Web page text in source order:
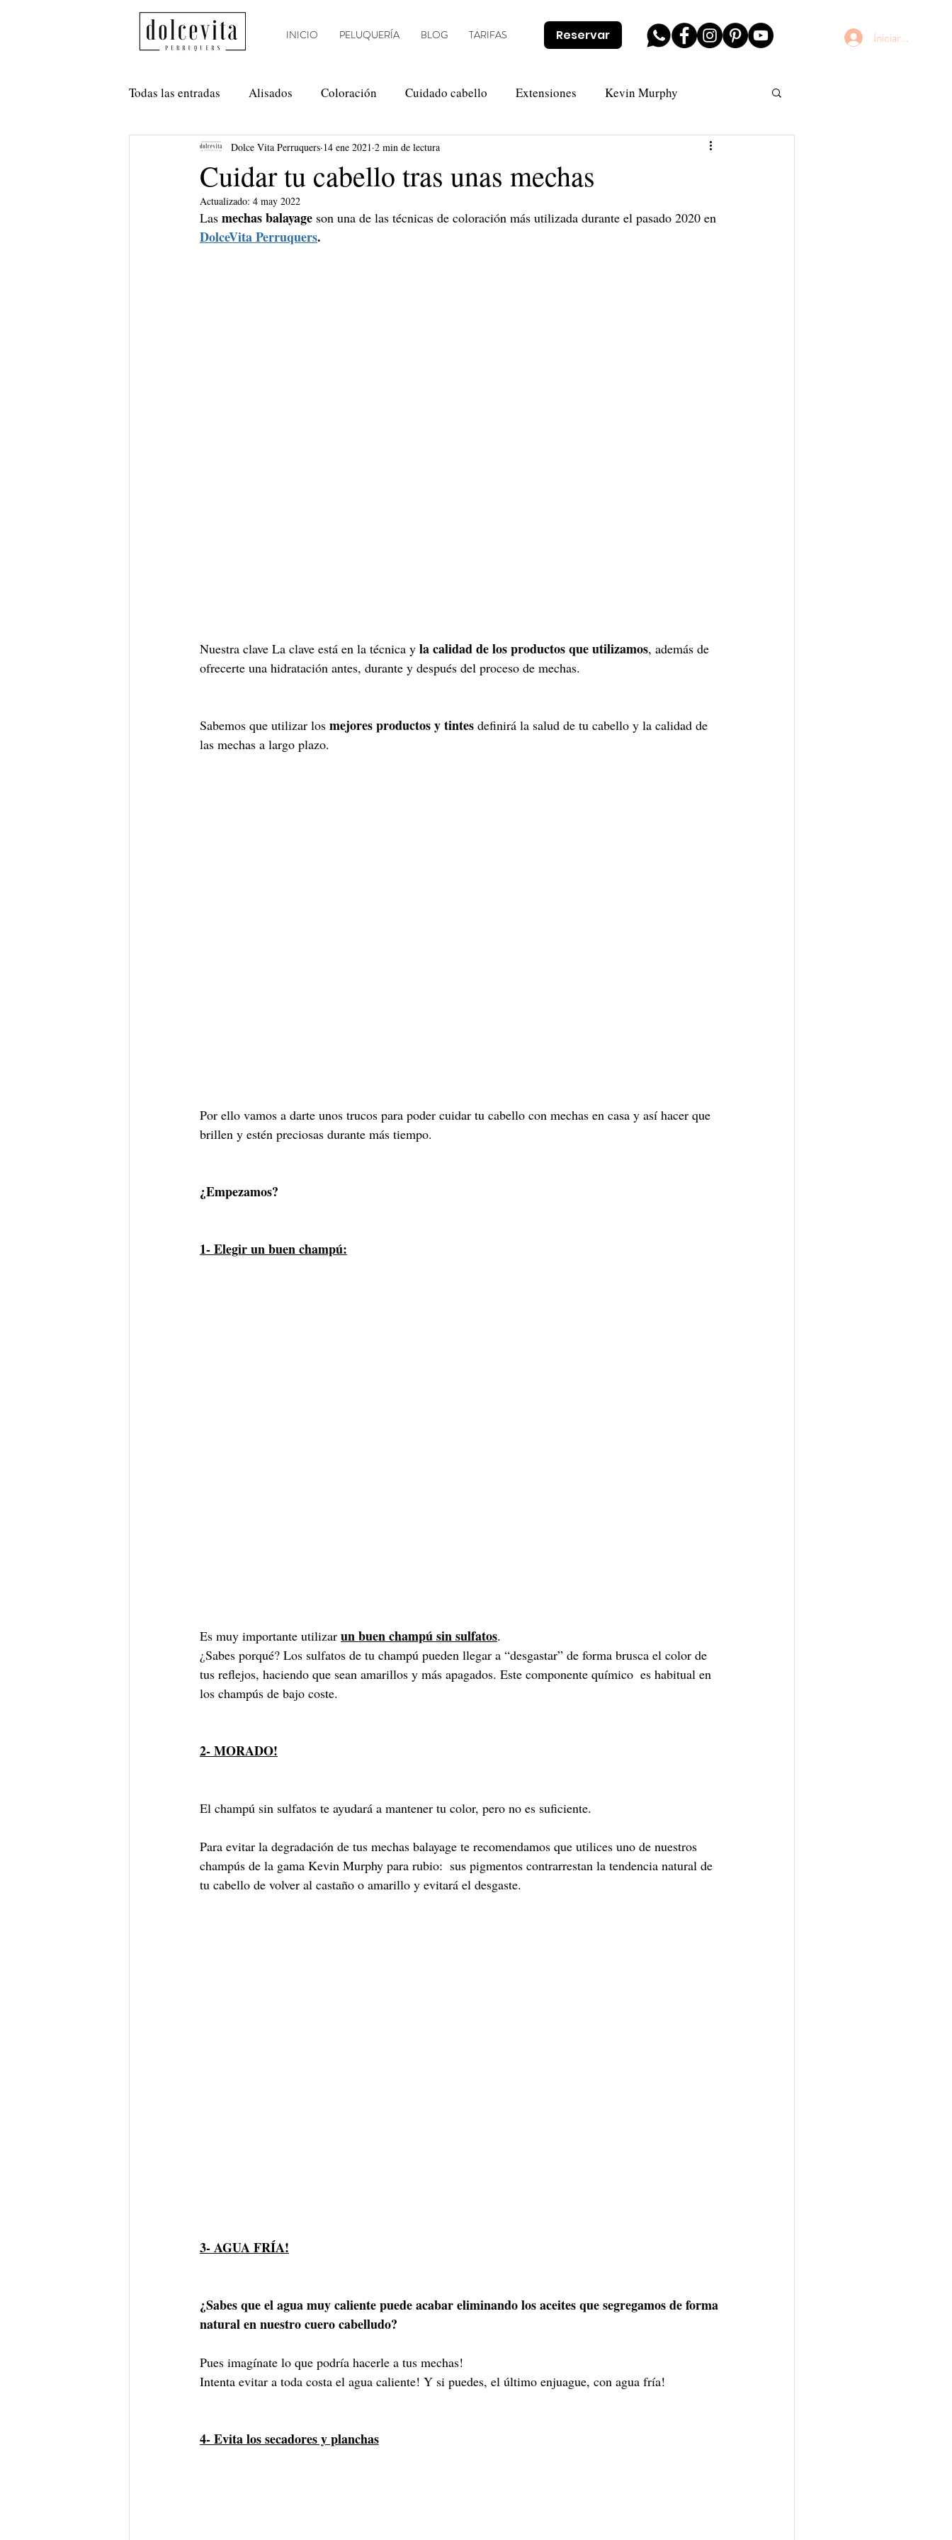
INICIO PELUQUERÍA BLOG TARIFAS Reservar Iniciar sesión
Todas las entradas Alisados Coloración Cuidado cabello Extensiones Kevin Murphy
Método Curly Nanoplastia Novias Olaplex
Anti Frizz Balayage
Cuidar tu cabello tras unas mechas
Dolce Vita Perruquers 14 ene 2021 2 min de lectura
Actualizado: 4 may 2022
Las mechas balayage son una de las técnicas de coloración más utilizada durante el pasado 2020 en
DolceVita Perruquers.
Nuestra clave La clave está en la técnica y la calidad de los productos que utilizamos, además de
ofrecerte una hidratación antes, durante y después del proceso de mechas.
Sabemos que utilizar los mejores productos y tintes definirá la salud de tu cabello y la calidad de
las mechas a largo plazo.
Por ello vamos a darte unos trucos para poder cuidar tu cabello con mechas en casa y así hacer que
brillen y estén preciosas durante más tiempo.
¿Empezamos?
1- Elegir un buen champú:
Es muy importante utilizar un buen champú sin sulfatos.
¿Sabes porqué? Los sulfatos de tu champú pueden llegar a “desgastar” de forma brusca el color de
tus reflejos, haciendo que sean amarillos y más apagados. Este componente químico  es habitual en
los champús de bajo coste.
2- MORADO!
El champú sin sulfatos te ayudará a mantener tu color, pero no es suficiente.
Para evitar la degradación de tus mechas balayage te recomendamos que utilices uno de nuestros
champús de la gama Kevin Murphy para rubio:  sus pigmentos contrarrestan la tendencia natural de
tu cabello de volver al castaño o amarillo y evitará el desgaste.
3- AGUA FRÍA!
¿Sabes que el agua muy caliente puede acabar eliminando los aceites que segregamos de forma
natural en nuestro cuero cabelludo?
Pues imagínate lo que podría hacerle a tus mechas!
Intenta evitar a toda costa el agua caliente! Y si puedes, el último enjuague, con agua fría!
4- Evita los secadores y planchas